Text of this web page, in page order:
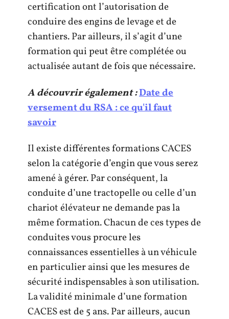
certification ont l’autorisation de
conduire des engins de levage et de
chantiers. Par ailleurs, il s’agit d’une
formation qui peut être complétée ou
actualisée autant de fois que nécessaire.
A découvrir également :Date de
versement du RSA : ce qu'il faut
savoir
Il existe différentes formations CACES
selon la catégorie d’engin que vous serez
amené à gérer. Par conséquent, la
conduite d’une tractopelle ou celle d’un
chariot élévateur ne demande pas la
même formation. Chacun de ces types de
conduites vous procure les
connaissances essentielles à un véhicule
en particulier ainsi que les mesures de
sécurité indispensables à son utilisation.
La validité minimale d’une formation
CACES est de 5 ans. Par ailleurs, aucun